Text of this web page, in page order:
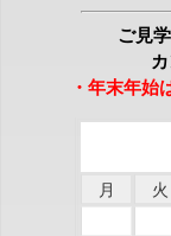
ご見
・年末年始
月 火